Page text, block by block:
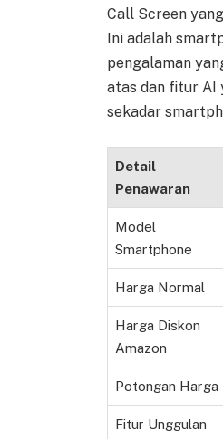
Call Screen
Ini adalah
pengalaman
atas dan fitur AI
sekadar
Detail
Penawaran
Model
Smartphone
Harga Normal
Harga Diskon
Amazon
Potongan Harga
Fitur Unggulan